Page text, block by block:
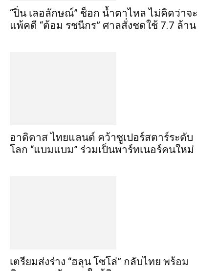
“ปิ่น เลอลักษณ์” ช็อก น้ำตาไหล ไม่คิดว่าจะ
แพ้คดี “ต้อม รชนีกร” ศาลสั่งชดใช้ 7.7 ล้าน
อาดิดาส ไทยแลนด์ คว้าซูเปอร์สตาร์ระดับ
โลก “แบมแบม” ร่วมเป็นพาร์ทเนอร์คนใหม่
เตรียมส่งร่าง “ฮลุน โซโล่” กลับไทย พร้อม